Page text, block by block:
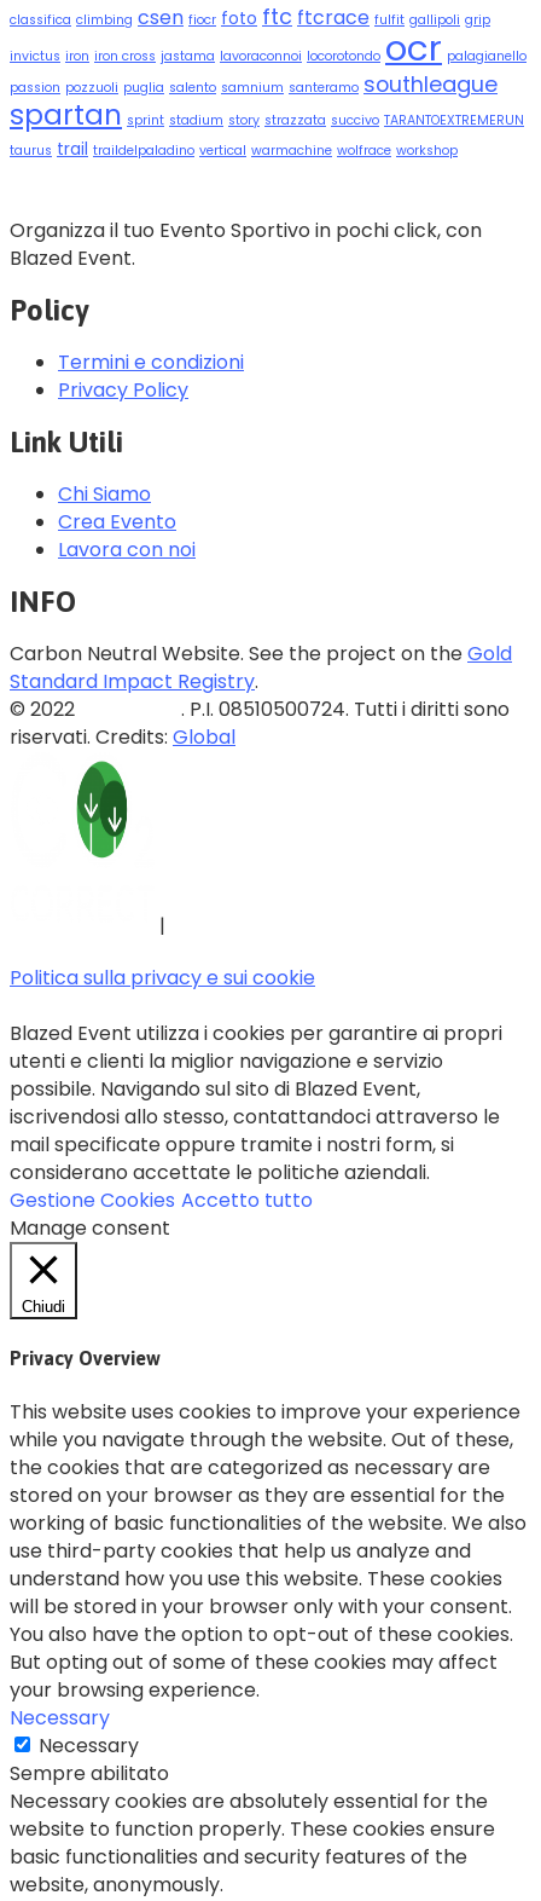
classifica climbing csen fiocr foto ftc ftcrace fulfit gallipoli grip
invictus iron iron cross jastama lavoraconnoi locorotondo ocr palagianello
passion pozzuoli puglia salento samnium santeramo southleague
spartan sprint stadium story strazzata succivo TARANTOEXTREMERUN
taurus trail traildelpaladino vertical warmachine wolfrace workshop
Organizza il tuo Evento Sportivo in pochi click, con
Blazed Event.
Policy
Termini e condizioni
Privacy Policy
Link Utili
Chi Siamo
Crea Evento
Lavora con noi
INFO
Carbon Neutral Website. See the project on theGold
Standard Impact Registry.
© 2022
. P.I. 08510500724. Tutti i diritti sono
riservati. Credits: Global
|
Politica sulla privacy e sui cookie
Blazed Event utilizza i cookies per garantire ai propri
utenti e clienti la miglior navigazione e servizio
possibile. Navigando sul sito di Blazed Event,
iscrivendosi allo stesso, contattandoci attraverso le
mail specificate oppure tramite i nostri form, si
considerano accettate le politiche aziendali.
Gestione Cookies Accetto tutto
Manage consent
Chiudi
Privacy Overview
This website uses cookies to improve your experience
while you navigate through the website. Out of these,
the cookies that are categorized as necessary are
stored on your browser as they are essential for the
working of basic functionalities of the website. We also
use third-party cookies that help us analyze and
understand how you use this website. These cookies
will be stored in your browser only with your consent.
You also have the option to opt-out of these cookies.
But opting out of some of these cookies may affect
your browsing experience.
Necessary
Necessary
Sempre abilitato
Necessary cookies are absolutely essential for the
website to function properly. These cookies ensure
basic functionalities and security features of the
website, anonymously.